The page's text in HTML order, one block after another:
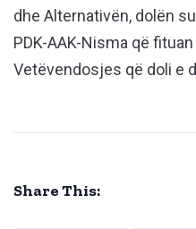
dhe Alternativën, dolën
PDK-AAK-Nisma që
Vetëvendosjes që doli e
Share This: